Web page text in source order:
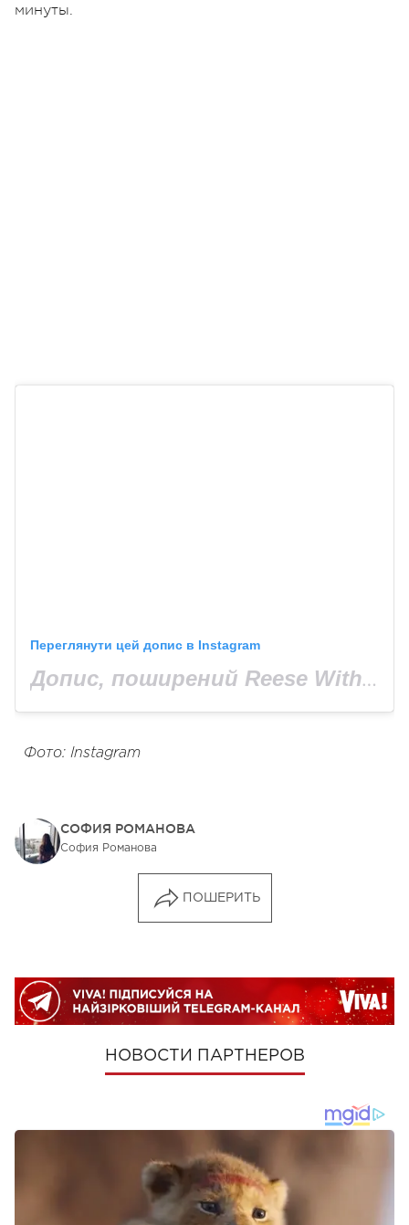
минуты.
Переглянути цей допис в Instagram
Допис, поширений Reese Witherspoon (@reesewitherspoon)
Фото: Instagram
СОФИЯ РОМАНОВА
София Романова
ПОШЕРИТЬ
НОВОСТИ ПАРТНЕРОВ